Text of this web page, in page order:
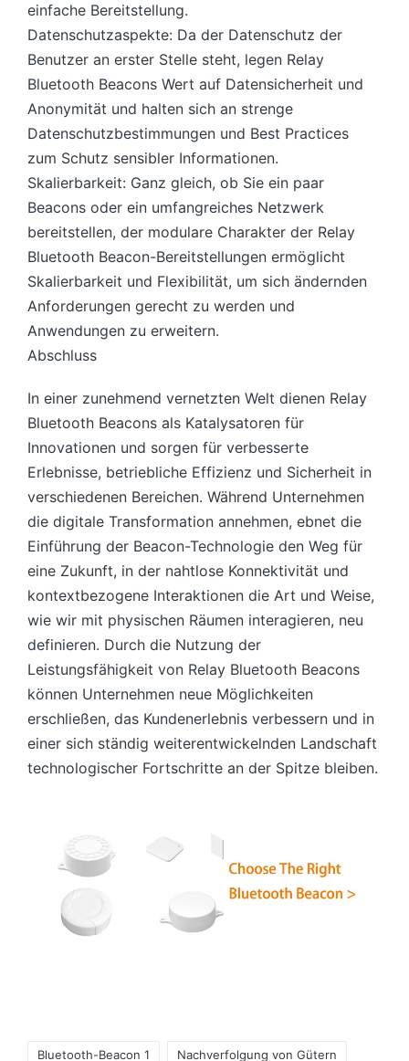
einfache Bereitstellung.
Datenschutzaspekte: Da der Datenschutz der
Benutzer an erster Stelle steht, legen Relay
Bluetooth Beacons Wert auf Datensicherheit und
Anonymität und halten sich an strenge
Datenschutzbestimmungen und Best Practices
zum Schutz sensibler Informationen.
Skalierbarkeit: Ganz gleich, ob Sie ein paar
Beacons oder ein umfangreiches Netzwerk
bereitstellen, der modulare Charakter der Relay
Bluetooth Beacon-Bereitstellungen ermöglicht
Skalierbarkeit und Flexibilität, um sich ändernden
Anforderungen gerecht zu werden und
Anwendungen zu erweitern.
Abschluss
In einer zunehmend vernetzten Welt dienen Relay
Bluetooth Beacons als Katalysatoren für
Innovationen und sorgen für verbesserte
Erlebnisse, betriebliche Effizienz und Sicherheit in
verschiedenen Bereichen. Während Unternehmen
die digitale Transformation annehmen, ebnet die
Einführung der Beacon-Technologie den Weg für
eine Zukunft, in der nahtlose Konnektivität und
kontextbezogene Interaktionen die Art und Weise,
wie wir mit physischen Räumen interagieren, neu
definieren. Durch die Nutzung der
Leistungsfähigkeit von Relay Bluetooth Beacons
können Unternehmen neue Möglichkeiten
erschließen, das Kundenerlebnis verbessern und in
einer sich ständig weiterentwickelnden Landschaft
technologischer Fortschritte an der Spitze bleiben.
Bluetooth-Beacon 1 Nachverfolgung von Gütern